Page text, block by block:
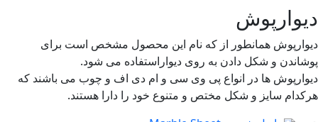
همانطور از که نام این محصول مشخص است برای
و شکل دادن به روی دیواراستفاده می شود.
ها در انواع پی وی سی و ام دی اف و چوب می باشند که
سایز و شکل مختص و متنوع خود را دارا هستند.